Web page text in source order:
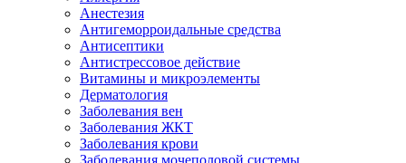
Анестезия
Антигеморроидальные средства
Антисептики
Антистрессовое действие
Витамины и микроэлементы
Дерматология
Заболевания вен
Заболевания ЖКТ
Заболевания крови
Заболевания мочеполовой системы